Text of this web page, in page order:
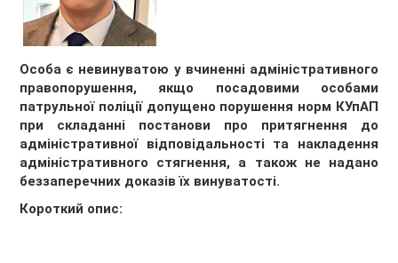
Особа є невинуватою у вчиненні адміністративного
правопорушення, якщо посадовими особами
патрульної поліції допущено порушення норм КУпАП
при складанні постанови про притягнення до
адміністративної відповідальності та накладення
адміністративного стягнення, а також не надано
беззаперечних доказів їх винуватості.
Короткий опис: